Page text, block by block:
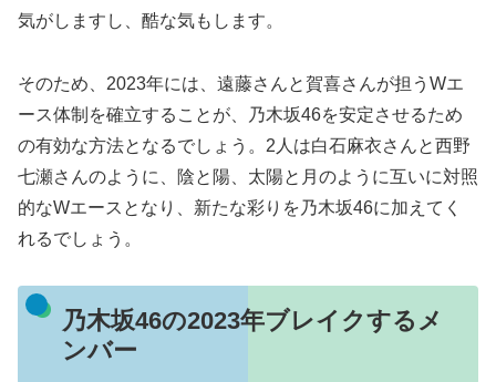
気がしますし、酷な気もします。
そのため、2023年には、遠藤さんと賀喜さんが担うWエ
ース体制を確立することが、乃木坂46を安定させるため
の有効な方法となるでしょう。2人は白石麻衣さんと西野
七瀬さんのように、陰と陽、太陽と月のように互いに対照
的なWエースとなり、新たな彩りを乃木坂46に加えてく
れるでしょう。
乃木坂46の2023年ブレイクするメ
ンバー